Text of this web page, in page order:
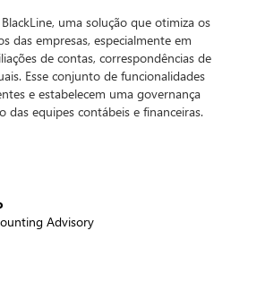
uma solução que otimiza os
das empresas, especialmente em
de contas, correspondências de
Esse conjunto de funcionalidades
e estabelecem uma governança
equipes contábeis e financeiras.
Advisory